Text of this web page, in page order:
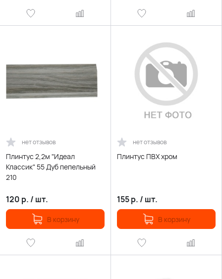
нет отзывов
Плинтус 2,2м "Идеал
Классик" 55 Дуб пепельный
210
120 р. / шт.
В корзину
нет отзывов
Плинтус ПВХ хром
155р. / шт.
В корзину